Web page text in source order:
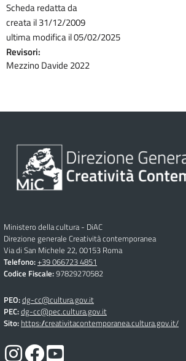
Scheda redatta da
creata il 31/12/2009
ultima modifica il 05/02/2025
Revisori:
Mezzino Davide 2022
Ministero della cultura - DiAC
Direzione generale Creatività contemporanea
Via di San Michele 22, 00153 Roma
Telefono:+39 066723 4851
Codice Fiscale:97829270582
PEO:dg-cc@cultura.gov.it
PEC:dg-cc@pec.cultura.gov.it
Sito: https://creativitacontemporanea.cultura.gov.it/